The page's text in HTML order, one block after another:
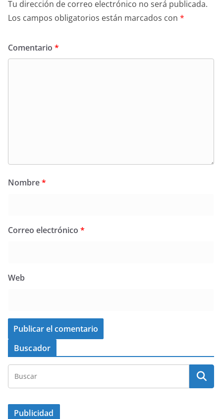
Tu dirección de correo electrónico no será publicada.
Los campos obligatorios están marcados con *
Comentario *
Nombre*
Correo electrónico *
Web
Buscador
Publicidad